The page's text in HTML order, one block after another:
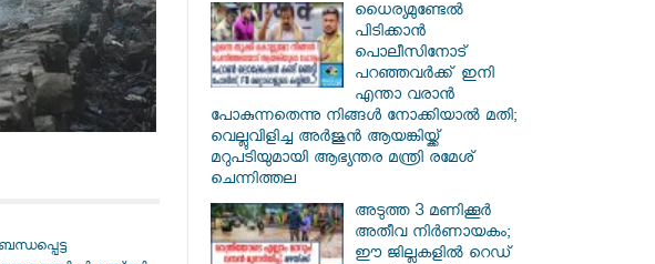
ധൈര്യമുണ്ടേൽ
പിടിക്കാൻ
പൊലീസിനോട്
പറഞ്ഞവർക്ക് ഇനി
എന്താ വരാൻ
പോകുന്നതെന്നു നിങ്ങൾ നോക്കിയാൽ മതി;
വെല്ലുവിളിച്ച അർജുൻ ആയങ്കിയ്ക്ക്
മറുപടിയുമായി ആഭ്യന്തര മന്ത്രി രമേശ്
ചെന്നിത്തല
അടുത്ത 3 മണിക്കൂർ
അതീവ നിർണായകം;
ഈ ജില്ലകളിൽ റെഡ്